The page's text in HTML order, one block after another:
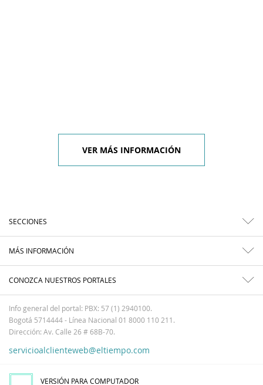
VER MÁS INFORMACIÓN
SECCIONES
MÁS INFORMACIÓN
CONOZCA NUESTROS PORTALES
Info general del portal: PBX: 57 (1) 2940100.
Bogotá 5714444 - Línea Nacional 01 8000 110 211.
Dirección: Av. Calle 26 # 68B-70.
servicioalclienteweb@eltiempo.com
VERSIÓN PARA COMPUTADOR